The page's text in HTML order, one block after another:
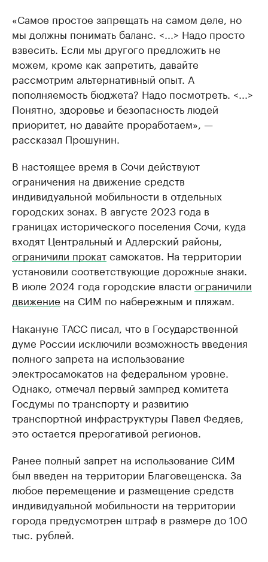
«Самое простое запрещать на самом деле, но
мы должны понимать баланс. <...> Надо просто
взвесить. Если мы другого предложить не
можем, кроме как запретить, давайте
рассмотрим альтернативный опыт. А
пополняемость бюджета? Надо посмотреть. <...>
Понятно, здоровье и безопасность людей
приоритет, но давайте проработаем», —
рассказал Прошунин.
В настоящее время в Сочи действуют
ограничения на движение средств
индивидуальной мобильности в отдельных
городских зонах. В августе 2023 года в
границах исторического поселения Сочи, куда
входят Центральный и Адлерский районы,
ограничили прокатсамокатов. На территории
установили соответствующие дорожные знаки.
В июле 2024 года городские власти ограничили
движение на СИМ по набережным и пляжам.
Накануне ТАСС писал, что в Государственной
думе России исключили возможность введения
полного запрета на использование
электросамокатов на федеральном уровне.
Однако, отмечал первый зампред комитета
Госдумы по транспорту и развитию
транспортной инфраструктуры Павел Федяев,
это остается прерогативой регионов.
Ранее полный запрет на использование СИМ
был введен на территории Благовещенска. За
любое перемещение и размещение средств
индивидуальной мобильности на территории
города предусмотрен штраф в размере до 100
тыс. рублей.